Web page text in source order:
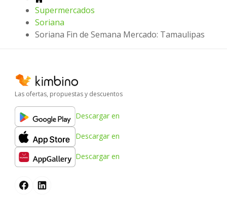
Supermercados
Soriana
Soriana Fin de Semana Mercado: Tamaulipas
Las ofertas, propuestas y descuentos
Descargar en
Descargar en
Descargar en